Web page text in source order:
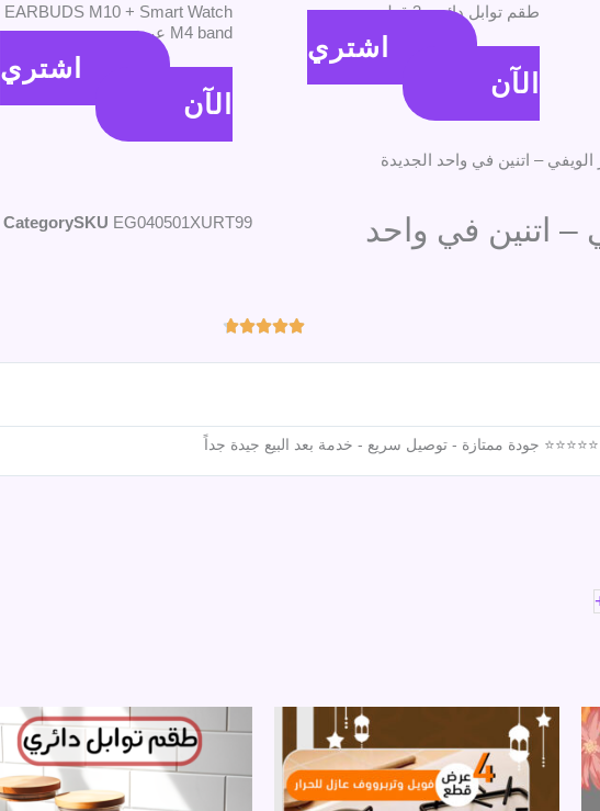
طقم توابل دائرى 3 قطع
اشتري
الآن
EARBUDS M10 + Smart Watch
M4 band عرض
اشتري
الآن
– اتنين في واحد الجديدة
– اتنين في واحد
SKU EG040501XURT99
Category





5
جودة ممتازة - توصيل سريع - خدمة بعد البيع جيدة جداً